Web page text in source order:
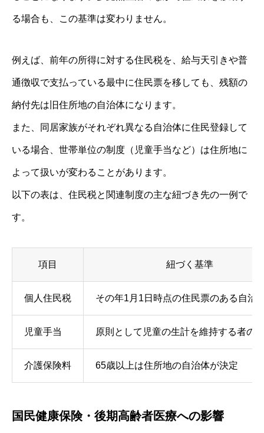
る場合も、この基準は変わりません。
例えば、前年の所得に対する住民税を、給与天引きや普
通徴収で支払っている最中に住民票を移しても、残額の
納付先は旧住所地の自治体になります。
また、同居家族がそれぞれ異なる自治体に住民登録して
いる場合、世帯単位の制度（児童手当など）は住所地に
よって扱いが変わることがあります。
以下の表は、住民税と関連制度の主な紐づき先の一例で
す。
項目 紐づく基準
個人住民税 その年1月1日時点の住民票のある自治
児童手当 原則として児童の生計を維持する者の
介護保険料 65歳以上は住所地の自治体が決定
国民健康保険・後期高齢者医療への影響